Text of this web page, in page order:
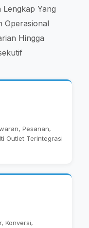
Lengkap Yang
Operasional
Hingga
Pesanan,
Outlet Terintegrasi
Konversi,